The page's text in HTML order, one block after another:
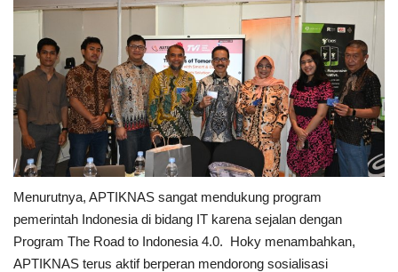
Menurutnya, APTIKNAS sangat mendukung program
pemerintah Indonesia di bidang IT karena sejalan dengan
Program The Road to Indonesia 4.0. Hoky menambahkan,
APTIKNAS terus aktif berperan mendorong sosialisasi